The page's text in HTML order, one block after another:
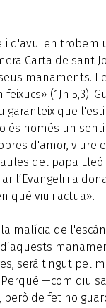
d'avui en trobem
Carta de sant
manaments. I
(1Jn 5,3).
garanteix que
és només un
d'amor, viure
del papa Lleó
l’Evangeli i a
què viu i actua».
malícia de
serà tingut pel
Perquè —com diu
però de fet no